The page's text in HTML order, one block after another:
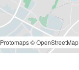
Protomaps©OpenStreetMap